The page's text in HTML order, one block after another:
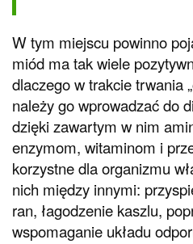
W tym miejscu powinno
miód ma tak wiele
dlaczego w trakcie trwania
należy go wprowadzać do
dzięki zawartym w nim
enzymom, witaminom i
korzystne dla organizmu
nich między innymi:
ran, łagodzenie kaszlu,
wspomaganie układu